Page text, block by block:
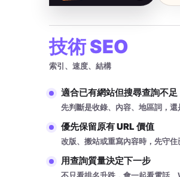
技術 SEO
索引、速度、結構
適合已有網站但搜尋查詢不足
先判斷是收錄、內容、地區詞，還
優先保留原有 URL 價值
改版、搬站或重寫內容時，先守住
用查詢質量決定下一步